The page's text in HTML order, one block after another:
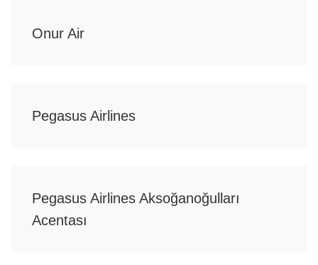
Onur Air
Pegasus Airlines
Pegasus Airlines Aksoğanoğulları
Acentası